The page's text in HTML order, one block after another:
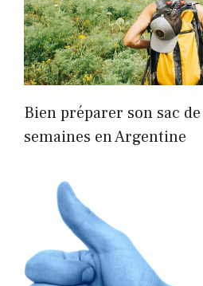
Bien préparer son sac
semaines en Argentine